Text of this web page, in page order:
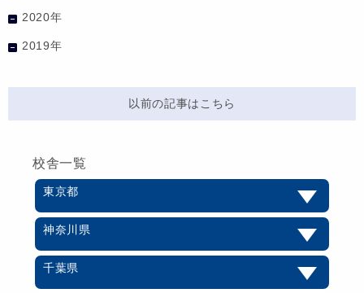
2020年
2019年
以前の記事はこちら
校舎一覧
東京都
神奈川県
千葉県